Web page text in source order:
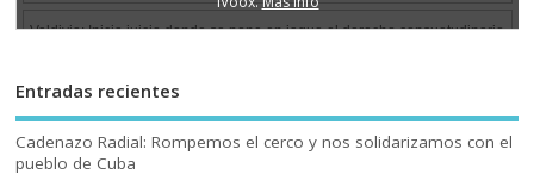
Entradas recientes
Cadenazo Radial: Rompemos el cerco y nos solidarizamos con el
pueblo de Cuba